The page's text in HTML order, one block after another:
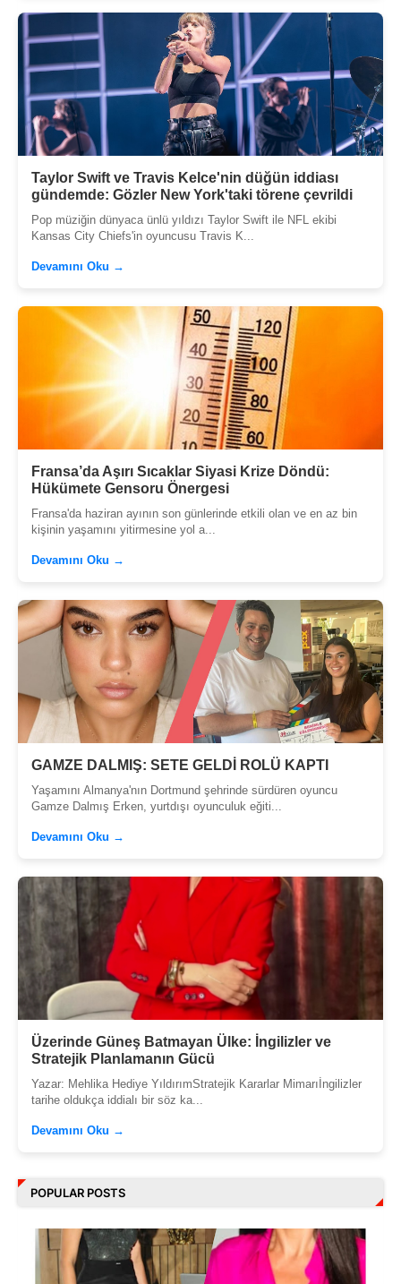
Taylor Swift ve Travis Kelce'nin düğün iddiası
gündemde: Gözler New York'taki törene çevrildi
Pop müziğin dünyaca ünlü yıldızı Taylor Swift ile NFL ekibi
Kansas City Chiefs'in oyuncusu Travis K...
Devamını Oku →
Fransa’da Aşırı Sıcaklar Siyasi Krize Döndü:
Hükümete Gensoru Önergesi
Fransa'da haziran ayının son günlerinde etkili olan ve en az bin
kişinin yaşamını yitirmesine yol a...
Devamını Oku →
GAMZE DALMIŞ: SETE GELDİ ROLÜ KAPTI
Yaşamını Almanya'nın Dortmund şehrinde sürdüren oyuncu
Gamze Dalmış Erken, yurtdışı oyunculuk eğiti...
Devamını Oku →
Üzerinde Güneş Batmayan Ülke: İngilizler ve
Stratejik Planlamanın Gücü
Yazar: Mehlika Hediye YıldırımStratejik Kararlar Mimarıİngilizler
tarihe oldukça iddialı bir söz ka...
Devamını Oku →
POPULAR POSTS